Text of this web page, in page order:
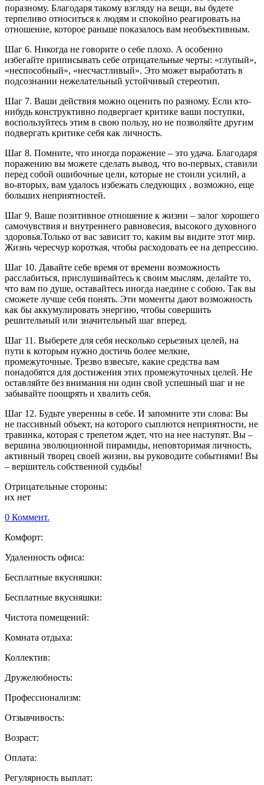
поразному. Благодаря такому взгляду на вещи, вы будете
терпеливо относиться к людям и спокойно реагировать на
отношение, которое раньше показалось вам необъективным.
Шаг 6. Никогда не говорите о себе плохо. А особенно
избегайте приписывать себе отрицательные черты: «глупый»,
«неспособный», «несчастливый». Это может выработать в
подсознании нежелательный устойчивый стереотип.
Шаг 7. Ваши действия можно оценить по разному. Если кто-
нибудь конструктивно подвергает критике ваши поступки,
воспользуйтесь этим в свою пользу, но не позволяйте другим
подвергать критике себя как личность.
Шаг 8. Помните, что иногда поражение – это удача. Благодаря
поражению вы можете сделать вывод, что во-первых, ставили
перед собой ошибочные цели, которые не стоили усилий, а
во-вторых, вам удалось избежать следующих , возможно, еще
больших неприятностей.
Шаг 9. Ваше позитивное отношение к жизни – залог хорошего
самочувствия и внутреннего равновесия, высокого духовного
здоровья.Только от вас зависит то, каким вы видите этот мир.
Жизнь чересчур короткая, чтобы расходовать ее на депрессию.
Шаг 10. Давайте себе время от времени возможность
расслабиться, прислушивайтесь к своим мыслям, делайте то,
что вам по душе, оставайтесь иногда наедине с собою. Так вы
сможете лучше себя понять. Эти моменты дают возможность
как бы аккумулировать энергию, чтобы совершить
решительный или значительный шаг вперед.
Шаг 11. Выберете для себя несколько серьезных целей, на
пути к которым нужно достичь более мелкие,
промежуточные. Трезво взвесьте, какие средства вам
понадобятся для достижения этих промежуточных целей. Не
оставляйте без внимания ни один свой успешный шаг и не
забывайте поощрять и хвалить себя.
Шаг 12. Будьте уверенны в себе. И запомните эти слова: Вы
не пассивный объект, на которого сыплются неприятности, не
травинка, которая с трепетом ждет, что на нее наступят. Вы –
вершина эволюционной пирамиды, неповторимая личность,
активный творец своей жизни, вы руководите событиями! Вы
– вершитель собственной судьбы!
Отрицательные стороны:
их нет
0 Коммент.
Комфорт:
Удаленность офиса:
Бесплатные вкусняшки:
Бесплатные вкусняшки:
Чистота помещений:
Комната отдыха:
Коллектив:
Дружелюбность:
Профессионализм:
Отзывчивость:
Возраст:
Оплата:
Регулярность выплат: